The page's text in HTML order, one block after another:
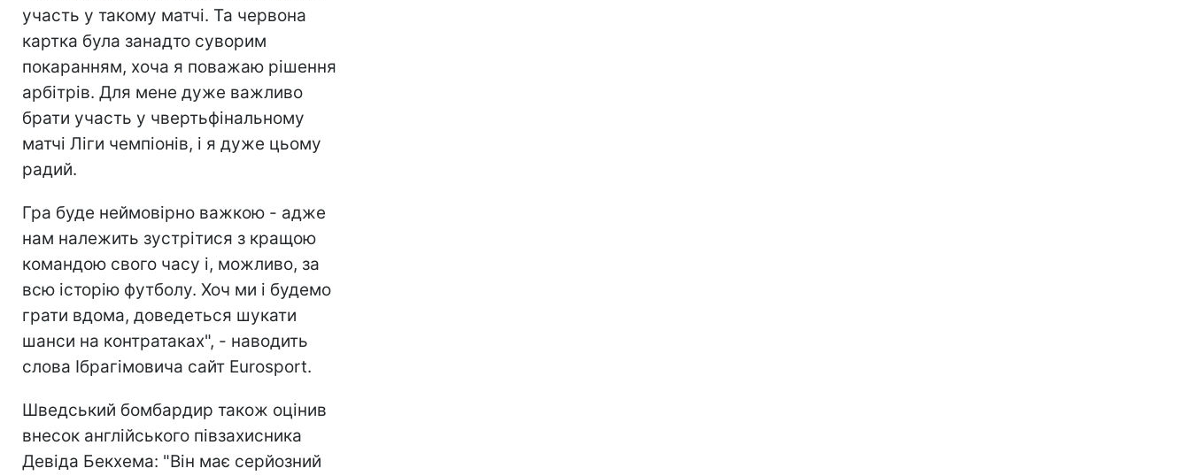
участь у такому матчі. Та червона
картка була занадто суворим
покаранням, хоча я поважаю рішення
арбітрів. Для мене дуже важливо
брати участь у чвертьфінальному
матчі Ліги чемпіонів, і я дуже цьому
радий.
Гра буде неймовірно важкою - адже
нам належить зустрітися з кращою
командою свого часу і, можливо, за
всю історію футболу. Хоч ми і будемо
грати вдома, доведеться шукати
шанси на контратаках", - наводить
слова Ібрагімовича сайт Eurosport.
Шведський бомбардир також оцінив
внесок англійського півзахисника
Девіда Бекхема: "Він має серйозний